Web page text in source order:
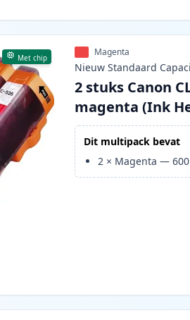
Met chip Magenta
Nieuw Standaard
2 stuks Canon
magenta (Ink
Dit multipack bevat
2 × Magenta —600